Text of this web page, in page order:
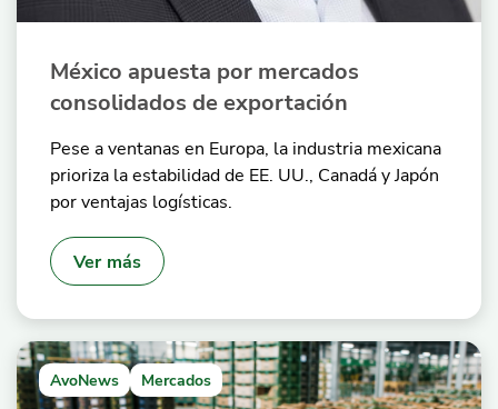
México apuesta por mercados
consolidados de exportación
Pese a ventanas en Europa, la industria mexicana
prioriza la estabilidad de EE. UU., Canadá y Japón
por ventajas logísticas.
Ver más
AvoNews Mercados